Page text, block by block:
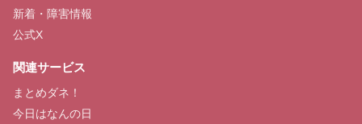
新着・障害情報
公式X
関連サービス
まとめダネ！
今日はなんの日